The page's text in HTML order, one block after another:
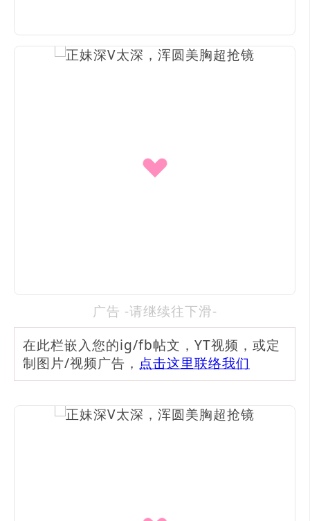
广告 -请继续往下滑-
在此栏嵌入您的ig/fb帖文，YT视频，或定
制图片/视频广告， 点击这里联络我们